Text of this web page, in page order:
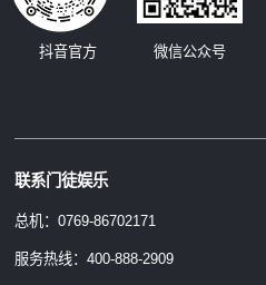
微信公众号
抖音官方
联系门徒娱乐
总机：0769-86702171
服务热线：400-888-2909